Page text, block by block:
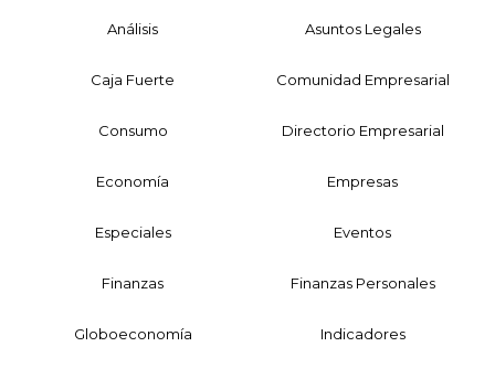
Análisis Asuntos Legales
Caja Fuerte Comunidad Empresarial
Consumo Directorio Empresarial
Economía Empresas
Especiales Eventos
Finanzas Finanzas Personales
Globoeconomía Indicadores